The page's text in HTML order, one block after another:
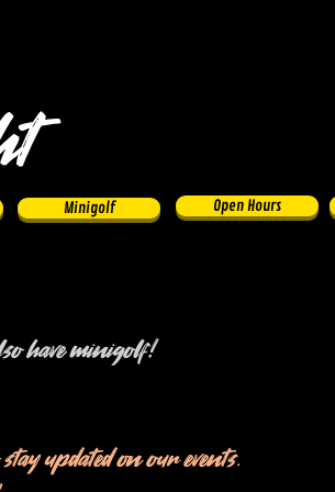
have minigolf!
updated on ourevents.
Minigolf Open Hours